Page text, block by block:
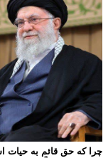
چرا که حق قائم به حیات